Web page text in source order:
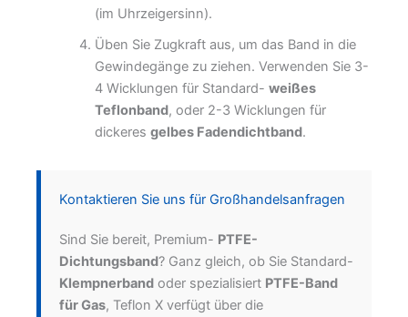
(im Uhrzeigersinn).
Üben Sie Zugkraft aus, um das Band in die
Gewindegänge zu ziehen. Verwenden Sie 3-
4 Wicklungen für Standard- weißes
Teflonband, oder 2-3 Wicklungen für
dickeres gelbes Fadendichtband.
Kontaktieren Sie uns für Großhandelsanfragen
Sind Sie bereit, Premium- PTFE-
Dichtungsband? Ganz gleich, ob Sie Standard-
Klempnerband oder spezialisiert PTFE-Band
für Gas, Teflon X verfügt über die